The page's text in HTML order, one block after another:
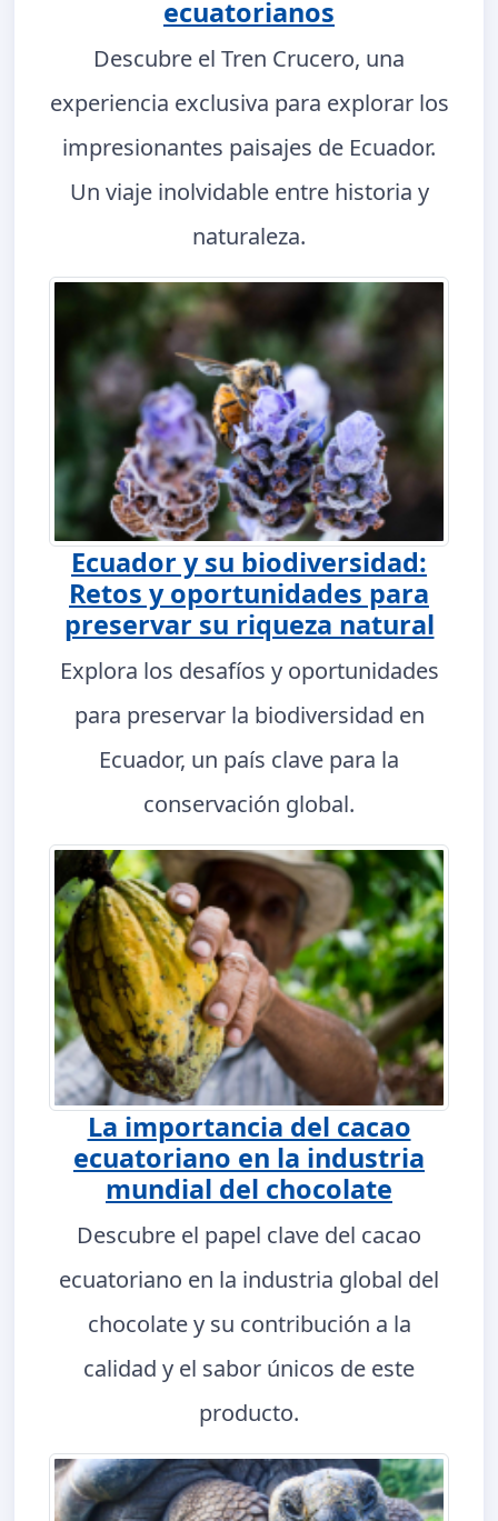
ecuatorianos
Descubre el Tren Crucero, una
experiencia exclusiva para explorar los
impresionantes paisajes de Ecuador.
Un viaje inolvidable entre historia y
naturaleza.
Ecuador y su biodiversidad:
Retos y oportunidades para
preservar su riqueza natural
Explora los desafíos y oportunidades
para preservar la biodiversidad en
Ecuador, un país clave para la
conservación global.
La importancia del cacao
ecuatoriano en la industria
mundial del chocolate
Descubre el papel clave del cacao
ecuatoriano en la industria global del
chocolate y su contribución a la
calidad y el sabor únicos de este
producto.